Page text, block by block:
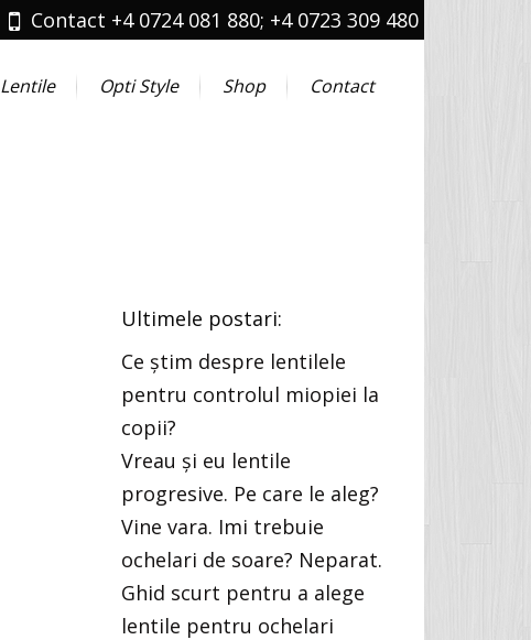
Contact +4 0724 081 880; +4 0723 309 480
Lentile Opti Style Shop Contact
Ultimele postari:
Ce știm despre lentilele
pentru controlul miopiei la
copii?
Vreau și eu lentile
progresive. Pe care le aleg?
Vine vara. Imi trebuie
ochelari de soare? Neparat.
Ghid scurt pentru a alege
lentile pentru ochelari